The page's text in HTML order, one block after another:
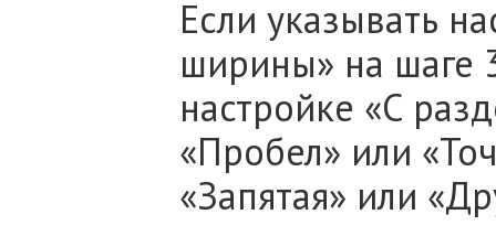
Если указывать
ширины» на шаге
настройке «С
«Пробел» или
«Запятая» или